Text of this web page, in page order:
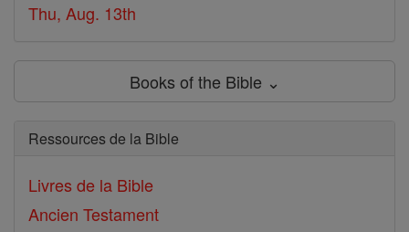
Thu, Aug. 13th
Books of the Bible ⌄
Ressources de la Bible
Livres de la Bible
Ancien Testament